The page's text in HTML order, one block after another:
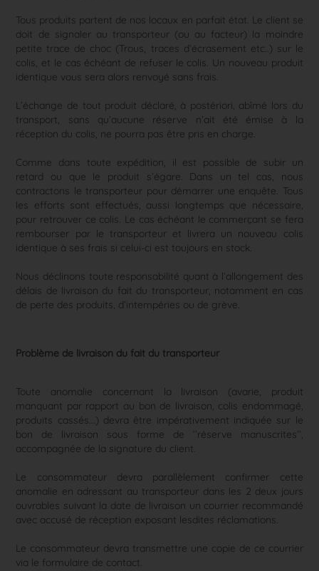
Tous produits partent de nos locaux en parfait état. Le client se
doit de signaler au transporteur (ou au facteur) la moindre
petite trace de choc (Trous, traces d’écrasement etc..) sur le
colis, et le cas échéant de refuser le colis. Un nouveau produit
identique vous sera alors renvoyé sans frais.
L’échange de tout produit déclaré, à postériori, abîmé lors du
transport, sans qu’aucune réserve n’ait été émise à la
réception du colis, ne pourra pas être pris en charge.
Comme dans toute expédition, il est possible de subir un
retard ou que le produit s’égare. Dans un tel cas, nous
contractons le transporteur pour démarrer une enquête. Tous
les efforts sont effectués, aussi longtemps que nécessaire,
pour retrouver ce colis. Le cas échéant le commerçant se fera
rembourser par le transporteur et livrera un nouveau colis
identique à ses frais si celui-ci est toujours en stock.
Nous déclinons toute responsabilité quant à l’allongement des
délais de livraison du fait du transporteur, notamment en cas
de perte des produits, d’intempéries ou de grève.
Problème de livraison du fait du transporteur
Toute anomalie concernant la livraison (avarie, produit
manquant par rapport au bon de livraison, colis endommagé,
produits cassés...) devra être impérativement indiquée sur le
bon de livraison sous forme de ‘’réserve manuscrites’’,
accompagnée de la signature du client.
Le consommateur devra parallèlement confirmer cette
anomalie en adressant au transporteur dans les 2 deux jours
ouvrables suivant la date de livraison un courrier recommandé
avec accusé de réception exposant lesdites réclamations.
Le consommateur devra transmettre une copie de ce courrier
via le formulaire de contact.